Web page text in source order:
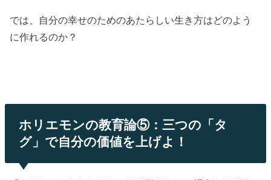
では、自分の幸せのためのあたらしい生き方はどのよう
に作れるのか？
ホリエモンの教育論⑤：三つの「タ
グ」で自分の価値を上げよ！